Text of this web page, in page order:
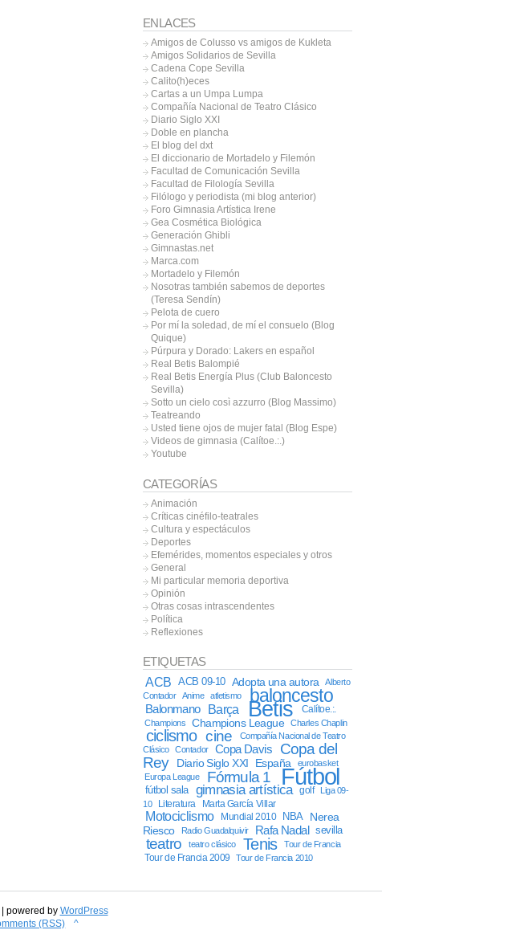
ENLACES
Amigos de Colusso vs amigos de Kukleta
Amigos Solidarios de Sevilla
Cadena Cope Sevilla
Calito(h)eces
Cartas a un Umpa Lumpa
Compañía Nacional de Teatro Clásico
Diario Siglo XXI
Doble en plancha
El blog del dxt
El diccionario de Mortadelo y Filemón
Facultad de Comunicación Sevilla
Facultad de Filología Sevilla
Filólogo y periodista (mi blog anterior)
Foro Gimnasia Artística Irene
Gea Cosmética Biológica
Generación Ghibli
Gimnastas.net
Marca.com
Mortadelo y Filemón
Nosotras también sabemos de deportes
(Teresa Sendín)
Pelota de cuero
Por mí la soledad, de mí el consuelo (Blog
Quique)
Púrpura y Dorado: Lakers en español
Real Betis Balompié
Real Betis Energía Plus (Club Baloncesto
Sevilla)
Sotto un cielo così azzurro (Blog Massimo)
Teatreando
Usted tiene ojos de mujer fatal (Blog Espe)
Videos de gimnasia (Calítoe.:.)
Youtube
CATEGORÍAS
Animación
Críticas cinéfilo-teatrales
Cultura y espectáculos
Deportes
Efemérides, momentos especiales y otros
General
Mi particular memoria deportiva
Opinión
Otras cosas intrascendentes
Política
Reflexiones
ETIQUETAS
ACB ACB 09-10 Adopta una autora
Alberto
Contador
Anime atletismo baloncesto
Balonmano Barça Betis Calítoe.:.
Champions Champions League Charles Chaplin
ciclismo cine
Compañía Nacional de Teatro
Clásico
Contador Copa Davis
Copa del
Rey
Diario Siglo XXI España
eurobasket
Europa League
Fórmula 1 Fútbol
fútbol sala gimnasia artística golf
Liga 09-
10
Literatura Marta García Villar
Motociclismo Mundial 2010 NBA
Nerea
Riesco
Radio Guadalquivir Rafa Nadal sevilla
teatro teatro clásico Tenis Tour de Francia
Tour de Francia 2009 Tour de Francia 2010
| powered by WordPress
(RSS) ^